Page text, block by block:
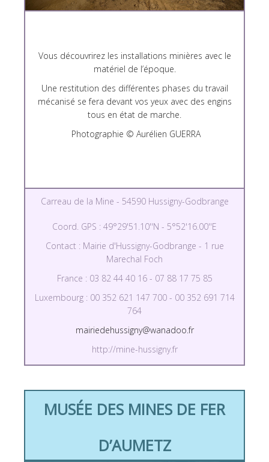
Vous découvrirez les installations minières avec le
matériel de l’époque.
Une restitution des différentes phases du travail
mécanisé se fera devant vos yeux avec des engins
tous en état de marche.
Photographie © Aurélien GUERRA
Carreau de la Mine - 54590 Hussigny-Godbrange
Coord. GPS : 49°29'51.10''N - 5°52'16.00''E
Contact : Mairie d'Hussigny-Godbrange - 1 rue
Marechal Foch
France : 03 82 44 40 16 - 07 88 17 75 85
Luxembourg : 00 352 621 147 700 - 00 352 691 714
764
mairiedehussigny@wanadoo.fr
http://mine-hussigny.fr
MUSÉE DES MINES DE FER
D’AUMETZ